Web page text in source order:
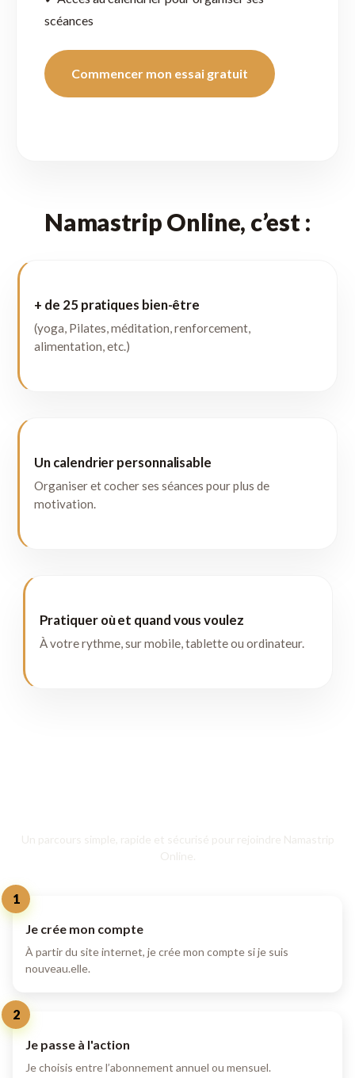
scéances
Commencer mon essai gratuit
Namastrip Online, c’est :
+ de 25 pratiques bien-être
(yoga, Pilates, méditation, renforcement,
alimentation, etc.)
Un calendrier personnalisable
Organiser et cocher ses séances pour plus de
motivation.
Pratiquer où et quand vous voulez
À votre rythme, sur mobile, tablette ou ordinateur.
Un parcours simple, rapide et sécurisé pour rejoindre Namastrip
Online.
1
Je crée mon compte
À partir du site internet, je crée mon compte si je suis
nouveau.elle.
2
Je passe à l'action
Je choisis entre l’abonnement annuel ou mensuel.